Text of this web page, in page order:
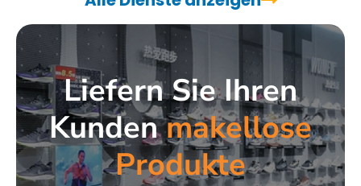
Liefern Sie Ihren
Kundenmakellose
Produkte